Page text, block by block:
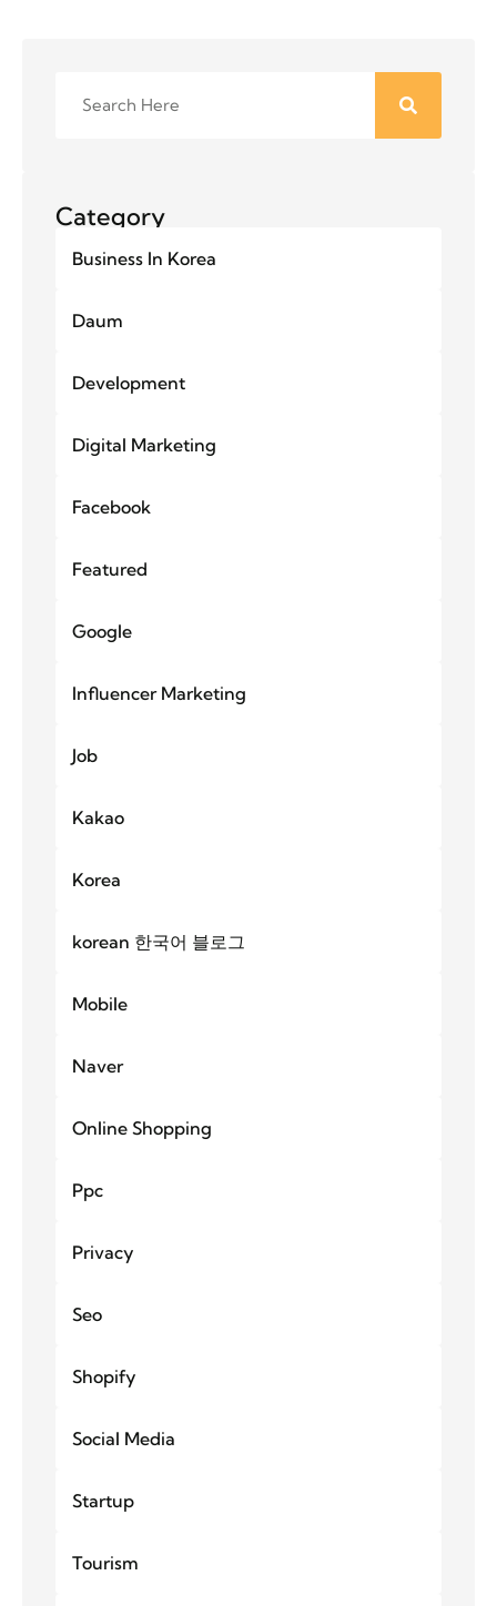
Category
Business In Korea
Daum
Development
Digital Marketing
Facebook
Featured
Google
Influencer Marketing
Job
Kakao
Korea
korean 한국어 블로그
Mobile
Naver
Online Shopping
Ppc
Privacy
Seo
Shopify
Social Media
Startup
Tourism